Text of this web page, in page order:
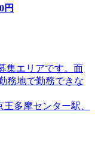
円
集エリアです。面
務地で勤務できな
多摩センター駅、